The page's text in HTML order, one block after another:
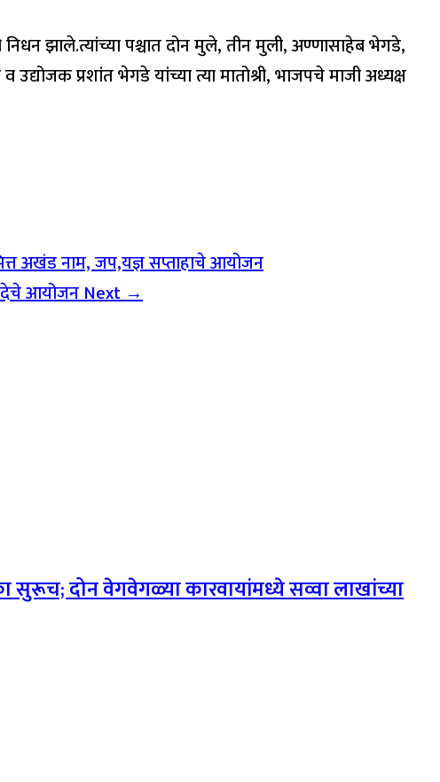
झाले.त्यांच्या पश्चात दोन मुले, तीन मुली, अण्णासाहेब भेगडे,
प्रशांत भेगडे यांच्या त्या मातोश्री, भाजपचे माजी अध्यक्ष
अखंड नाम, जप,यज्ञ सप्ताहाचे आयोजन
आयोजनNext →
सुरूच; दोन वेगवेगळ्या कारवायांमध्ये सव्वा लाखांच्या